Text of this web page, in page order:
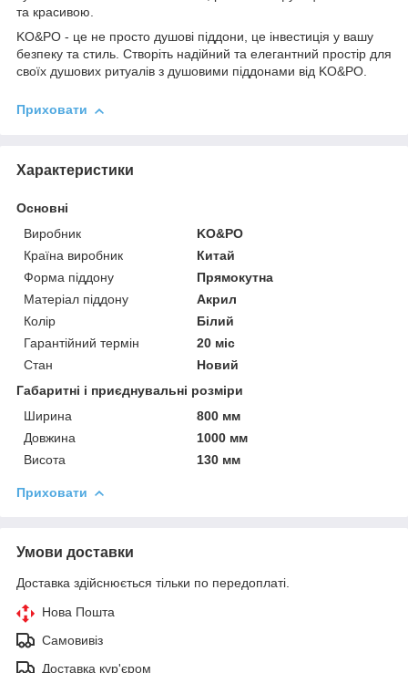
та красивою.
KO&PO - це не просто душові піддони, це інвестиція у вашу
безпеку та стиль. Створіть надійний та елегантний простір для
своїх душових ритуалів з душовими піддонами від KO&PO.
Приховати
Характеристики
Основні
Виробник
KO&PO
Країна виробник
Китай
Форма піддону
Прямокутна
Матеріал піддону
Акрил
Колір
Білий
Гарантійний термін
20 міс
Стан
Новий
Габаритні і приєднувальні розміри
Ширина
800 мм
Довжина
1000 мм
Висота
130 мм
Приховати
Умови доставки
Доставка здійснюється тільки по передоплаті.
Нова Пошта
Самовивіз
Доставка кур'єром